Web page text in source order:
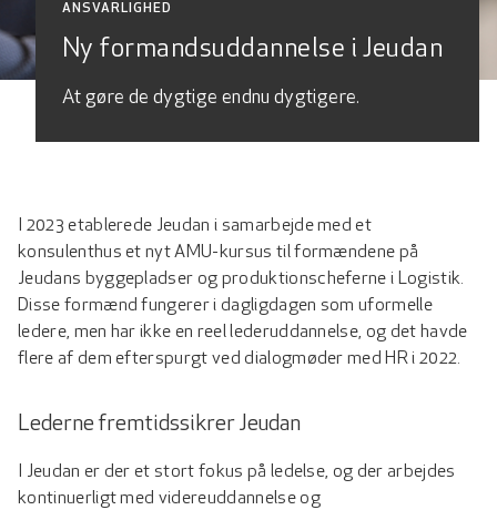
ANSVARLIGHED
Ny formandsuddannelse i Jeudan
At gøre de dygtige endnu dygtigere.
I 2023 etablerede Jeudan i samarbejde med et
konsulenthus et nyt AMU-kursus til formændene på
Jeudans byggepladser og produktionscheferne i Logistik.
Disse formænd fungerer i dagligdagen som uformelle
ledere, men har ikke en reel lederuddannelse, og det havde
flere af dem efterspurgt ved dialogmøder med HR i 2022.
Lederne fremtidssikrer Jeudan
I Jeudan er der et stort fokus på ledelse, og der arbejdes
kontinuerligt med videreuddannelse og